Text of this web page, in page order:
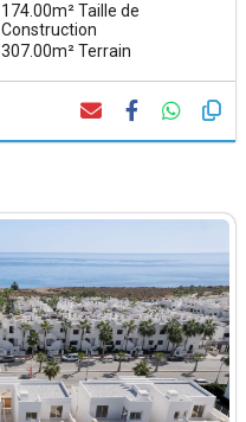
174.00m² Taille de
Construction
307.00m² Terrain